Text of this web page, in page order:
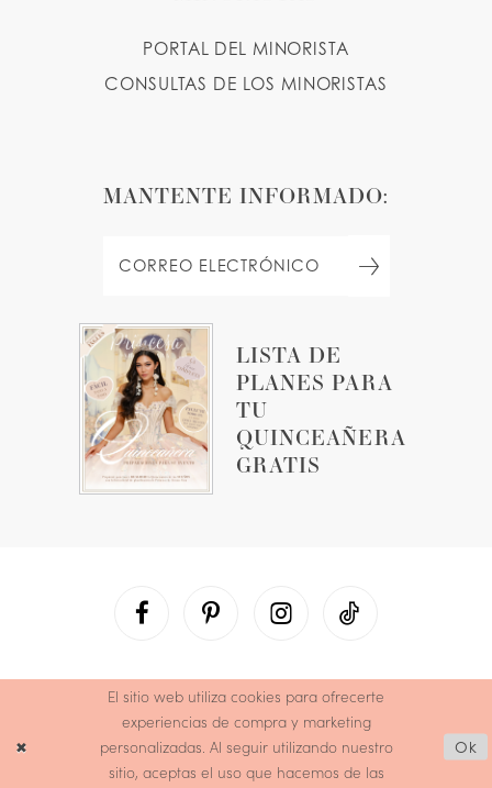
LISTA DE
PLANES PARA
TU
QUINCEAÑERA
GRATIS
PORTAL DEL MINORISTA
CONSULTAS DE LOS MINORISTAS
MANTENTE INFORMADO:
El sitio web utiliza cookies para ofrecerte
experiencias de compra y marketing
personalizadas. Al seguir utilizando nuestro
sitio, aceptas el uso que hacemos de las
Ok